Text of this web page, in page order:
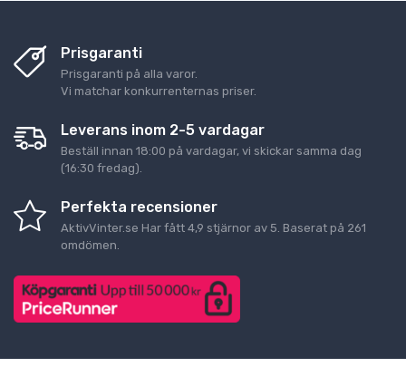
Prisgaranti
Prisgaranti på alla varor.
Vi matchar konkurrenternas priser.
Leverans inom 2-5 vardagar
Beställ innan 18:00 på vardagar, vi skickar samma dag
(16:30 fredag).
Perfekta recensioner
AktivVinter.se Har fått 4,9 stjärnor av 5 . Baserat på 261
omdömen.